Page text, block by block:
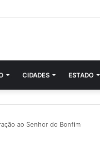
CIDADES ESTADO
ao Senhor do Bonfim